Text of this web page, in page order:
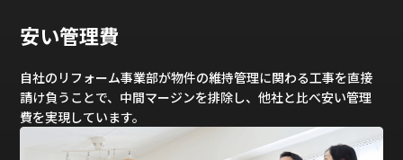
安い管理費
自社のリフォーム事業部が物件の維持管理に関わる工事を直接
請け負うことで、中間マージンを排除し、他社と比べ安い管理
費を実現しています。